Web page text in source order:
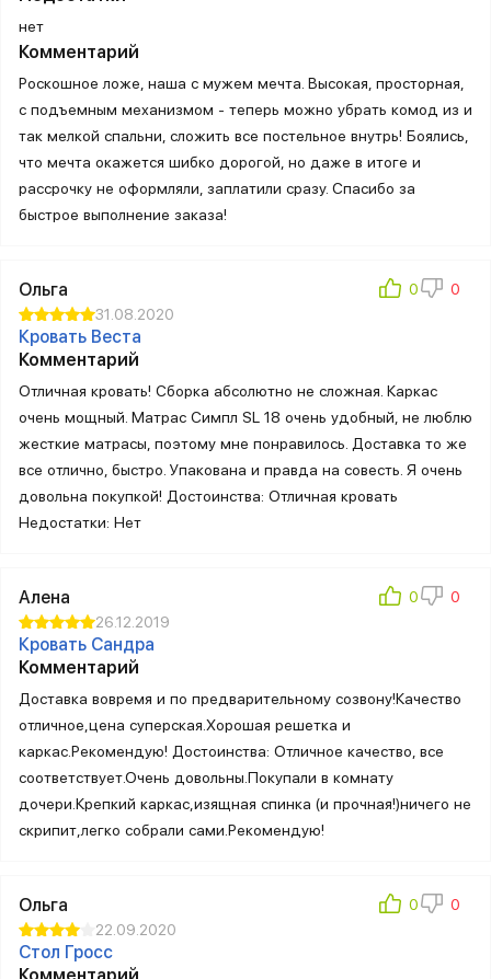
нет
Комментарий
Роскошное ложе, наша с мужем мечта. Высокая, просторная,
с подъемным механизмом - теперь можно убрать комод из и
так мелкой спальни, сложить все постельное внутрь! Боялись,
что мечта окажется шибко дорогой, но даже в итоге и
рассрочку не оформляли, заплатили сразу. Спасибо за
быстрое выполнение заказа!
Ольга
31.08.2020
Кровать Веста
Комментарий
Отличная кровать! Сборка абсолютно не сложная. Каркас
очень мощный. Матрас Симпл SL 18 очень удобный, не люблю
жесткие матрасы, поэтому мне понравилось. Доставка то же
все отлично, быстро. Упакована и правда на совесть. Я очень
довольна покупкой! Достоинства: Отличная кровать
Недостатки: Нет
Алена
26.12.2019
Кровать Сандра
Комментарий
Доставка вовремя и по предварительному созвону!Качество
отличное,цена суперская.Хорошая решетка и
каркас.Рекомендую! Достоинства: Отличное качество, все
соответствует.Очень довольны.Покупали в комнату
дочери.Крепкий каркас,изящная спинка (и прочная!)ничего не
скрипит,легко собрали сами.Рекомендую!
Ольга
22.09.2020
Стол Гросс